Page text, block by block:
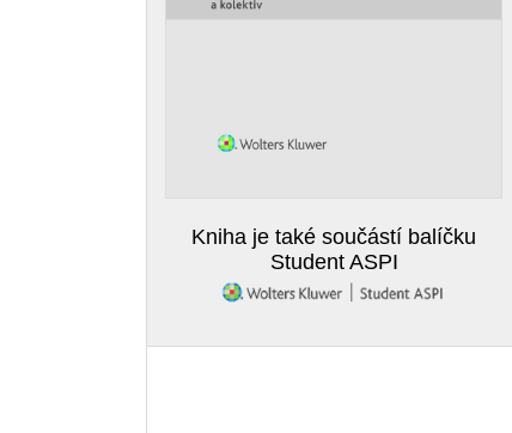
Kniha je také součástí balíčku
Student ASPI